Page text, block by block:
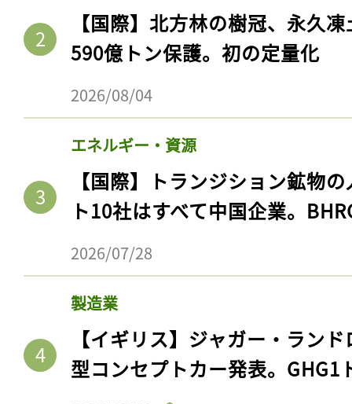
【国際】北方林の樹冠、永久
590億トン保護。初の定量化
2026/08/04
エネルギー・資源
【国際】トランジション鉱物
ト10社はすべて中国企業。
2026/07/28
製造業
【イギリス】ジャガー・ラン
型コンセプトカー発表。GHG1